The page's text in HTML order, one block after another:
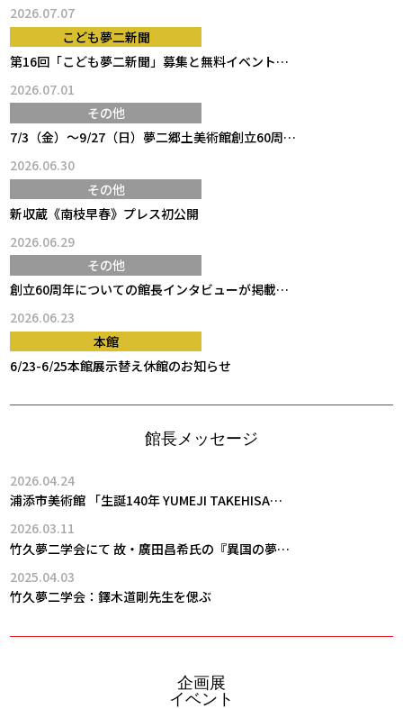
2026.07.07
こども夢二新聞
第16回「こども夢二新聞」募集と無料イベント（黑の助バスツア…
2026.07.01
その他
7/3（金）～9/27（日）夢二郷土美術館創立60周年記念 …
2026.06.30
その他
新収蔵《南枝早春》プレス初公開
2026.06.29
その他
創立60周年についての館長インタビューが掲載されました
2026.06.23
本館
6/23-6/25本館展示替え休館のお知らせ
館長メッセージ
2026.04.24
浦添市美術館 「生誕140年 YUMEJI TAKEHISA…
2026.03.11
竹久夢二学会にて 故・廣田昌希氏の『異国の夢二』が第3回学会…
2025.04.03
竹久夢二学会：鐸木道剛先生を偲ぶ
企画展
イベント